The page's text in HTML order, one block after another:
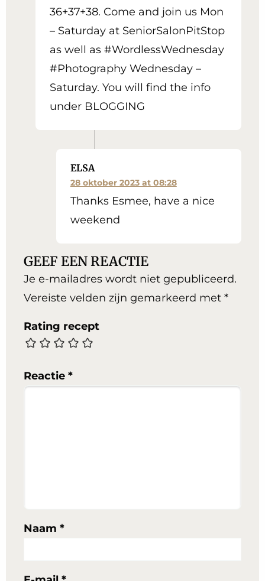
36+37+38. Come and join us Mon
– Saturday at SeniorSalonPitStop
as well as #WordlessWednesday
#Photography Wednesday –
Saturday. You will find the info
under BLOGGING
ELSA
28 oktober 2023 at 08:28
Thanks Esmee, have a nice
weekend
GEEF EEN REACTIE
Je e-mailadres wordt niet gepubliceerd.
Vereiste velden zijn gemarkeerd met *
Rating recept
Reactie *
Naam *